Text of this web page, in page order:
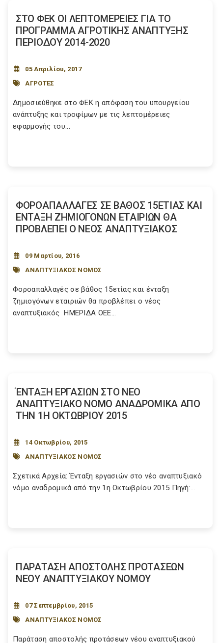
ΣΤΟ ΦΕΚ ΟΙ ΛΕΠΤΟΜΕΡΕΙΕΣ ΓΙΑ ΤΟ
ΠΡΟΓΡΑΜΜΑ ΑΓΡΟΤΙΚΗΣ ΑΝΑΠΤΥΞΗΣ
ΠΕΡΙΟΔΟΥ 2014-2020
05 Απριλίου, 2017
ΑΓΡΟΤΕΣ
Δημοσιεύθηκε στο ΦΕΚ η απόφαση του υπουργείου
ανάπτυξης και τροφίμων με τις λεπτομέρειες
εφαρμογής του...
ΦΟΡΟΑΠΑΛΛΑΓΕΣ ΣΕ ΒΑΘΟΣ 15ΕΤΙΑΣ ΚΑΙ
ΕΝΤΑΞΗ ΖΗΜΙΟΓΟΝΩΝ ΕΤΑΙΡΙΩΝ ΘΑ
ΠΡΟΒΛΕΠΕΙ Ο ΝΕΟΣ ΑΝΑΠΤΥΞΙΑΚΟΣ
09 Μαρτίου, 2016
ΑΝΑΠΤΥΞΙΑΚΟΣ ΝΟΜΟΣ
Φοροαπαλλαγές σε βάθος 15ετίας και ένταξη
ζημιογόνων εταιριών θα προβλέπει ο νέος
αναπτυξιακός ΗΜΕΡΙΔΑ ΟΕΕ...
ΈΝΤΑΞΗ ΕΡΓΑΣΙΩΝ ΣΤΟ ΝΕΟ
ΑΝΑΠΤΥΞΙΑΚΟ ΝΟΜΟ ΑΝΑΔΡΟΜΙΚΑ ΑΠΟ
ΤΗΝ 1Η ΟΚΤΩΒΡΙΟΥ 2015
14 Οκτωβρίου, 2015
ΑΝΑΠΤΥΞΙΑΚΟΣ ΝΟΜΟΣ
Σχετικά Αρχεία: Ένταξη εργασιών στο νέο αναπτυξιακό
νόμο αναδρομικά από την 1η Οκτωβρίου 2015 Πηγή:...
ΠΑΡΑΤΑΣΗ ΑΠΟΣΤΟΛΗΣ ΠΡΟΤΑΣΕΩΝ
ΝΕΟΥ ΑΝΑΠΤΥΞΙΑΚΟΥ ΝΟΜΟΥ
07 Σεπτεμβρίου, 2015
ΑΝΑΠΤΥΞΙΑΚΟΣ ΝΟΜΟΣ
Παράταση αποστολής προτάσεων νέου αναπτυξιακού